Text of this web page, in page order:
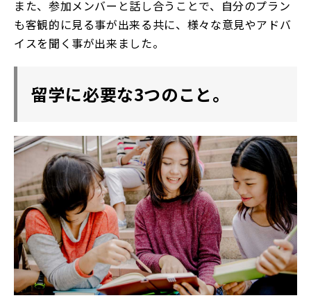
また、参加メンバーと話し合うことで、自分のプラン
も客観的に見る事が出来る共に、様々な意見やアドバ
イスを聞く事が出来ました。
留学に必要な3つのこと。